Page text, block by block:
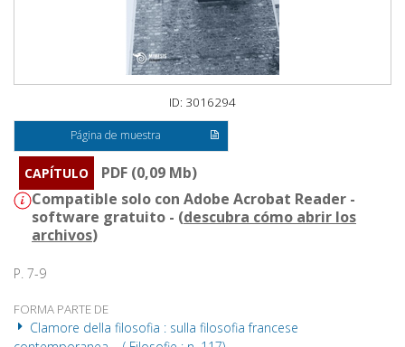
ID: 3016294
Página de muestra
CAPÍTULO
PDF (0,09 Mb)
Compatible solo con Adobe Acrobat Reader -
software gratuito - (descubra cómo abrir los
archivos)
P. 7-9
FORMA PARTE DE
Clamore della filosofia : sulla filosofia francese